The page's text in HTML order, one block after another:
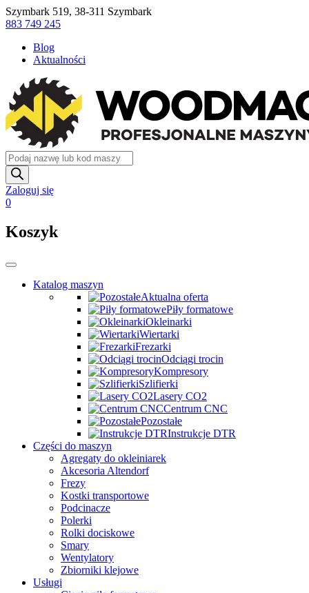
Skip
to
Szymbark 519, 38-311 Szymbark
883 749 245
Blog
Aktualności
Wyszukiwarka
produktów
Zaloguj się
0
Koszyk
Katalog maszyn
Aktualna oferta
Piły formatowe
Okleinarki
Wiertarki
Frezarki
Odciągi trocin
Kompresory
Szlifierki
Lasery CO2
Centrum CNC
Pozostałe
Instrukcje DTR
Części do maszyn
Agregaty do okleiniarek
Akcesoria Altendorf
Frezy
Kostki transportowe
Podcinacze
Polerki
Rolki dociskowe
Smary
Wentylatory
Zbiorniki klejowe
Usługi